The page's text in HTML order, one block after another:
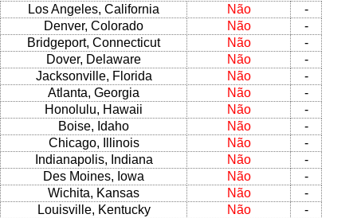
Los Angeles, California
Não
-
Denver, Colorado
Não
-
Bridgeport, Connecticut
Não
-
Dover, Delaware
Não
-
Jacksonville, Florida
Não
-
Atlanta, Georgia
Não
-
Honolulu, Hawaii
Não
-
Boise, Idaho
Não
-
Chicago, Illinois
Não
-
Indianapolis, Indiana
Não
-
Des Moines, Iowa
Não
-
Wichita, Kansas
Não
-
Louisville, Kentucky
Não
-